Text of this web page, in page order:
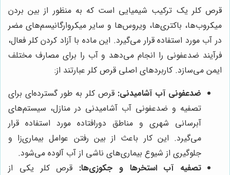
قرص کلر یک ترکیب شیمیایی است که به منظور از بین بردن
میکروب‌ها، باکتری‌ها، ویروس‌ها و سایر میکروارگانیسم‌های مضر
در آب مورد استفاده قرار می‌گیرد. این ماده با آزاد کردن کلر فعال،
فرآیند ضدعفونی را انجام می‌دهد و آب را برای مصارف مختلف
ایمن می‌سازد. کاربردهای اصلی قرص کلر عبارتند از:
ضدعفونی آب آشامیدنی: قرص کلر به طور گسترده‌ای برای
تصفیه و ضدعفونی آب آشامیدنی در منازل، سیستم‌های
آبرسانی شهری و مناطق دورافتاده مورد استفاده قرار
می‌گیرد. این کار باعث از بین رفتن عوامل بیماری‌زا و
جلوگیری از شیوع بیماری‌های ناشی از آب آلوده می‌شود.
تصفیه آب استخرها و جکوزی‌ها: قرص کلر یکی از